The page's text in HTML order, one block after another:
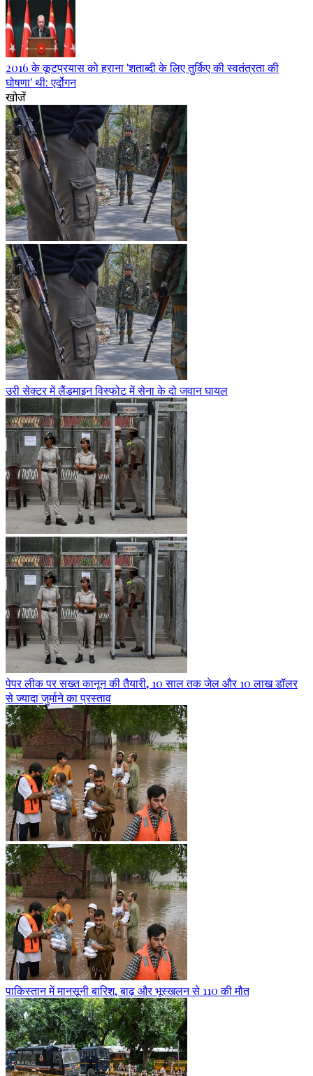
2016 के कूटप्रयास को हराना 'शताब्दी के लिए तुर्किए की स्वतंत्रता की
घोषणा' थी: एर्दोगन
खोजें
उरी सेक्टर में लैंडमाइन विस्फोट में सेना के दो जवान घायल
पेपर लीक पर सख्त कानून की तैयारी, 10 साल तक जेल और 10 लाख डॉलर
से ज्यादा जुर्माने का प्रस्ताव
पाकिस्तान में मानसूनी बारिश, बाढ़ और भूस्खलन से 110 की मौत